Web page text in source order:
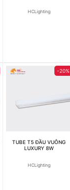
HCLighting
-20%
TUBE T5 ĐẦU VUÔNG
LUXURY 8W
HCLighting